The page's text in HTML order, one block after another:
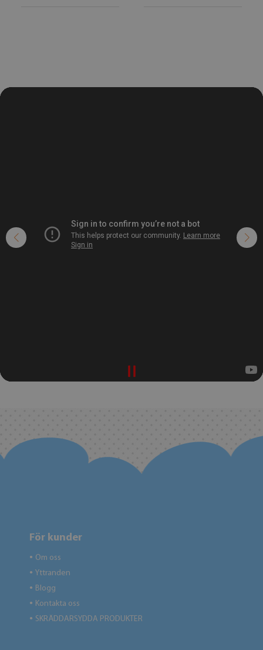
För kunder
● Om oss
● Yttranden
● Blogg
● Kontakta oss
● SKRÄDDARSYDDA PRODUKTER